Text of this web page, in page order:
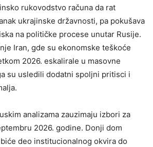
rukovodstvo računa da rat
ukrajinske državnosti, pa pokušava
na političke procese unutar Rusije.
Iran, gde su ekonomske teškoće
2026. eskalirale u masovne
su usledili dodatni spoljni pritisci i
analizama zauzimaju izbori za
2026. godine. Donji dom
deo institucionalnog okvira do